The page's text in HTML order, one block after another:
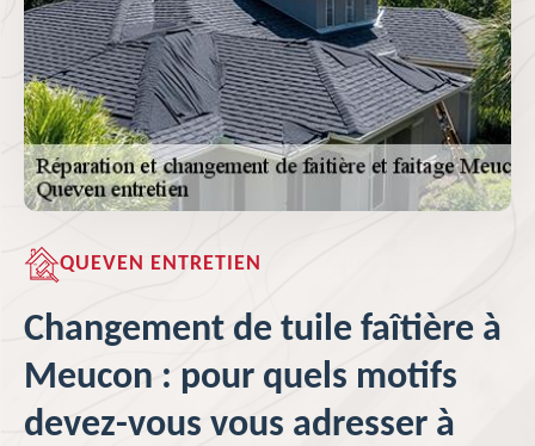
QUEVEN ENTRETIEN
Changement de tuile faîtière à
Meucon : pour quels motifs
devez-vous vous adresser à